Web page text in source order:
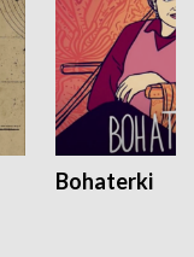
Bohaterki